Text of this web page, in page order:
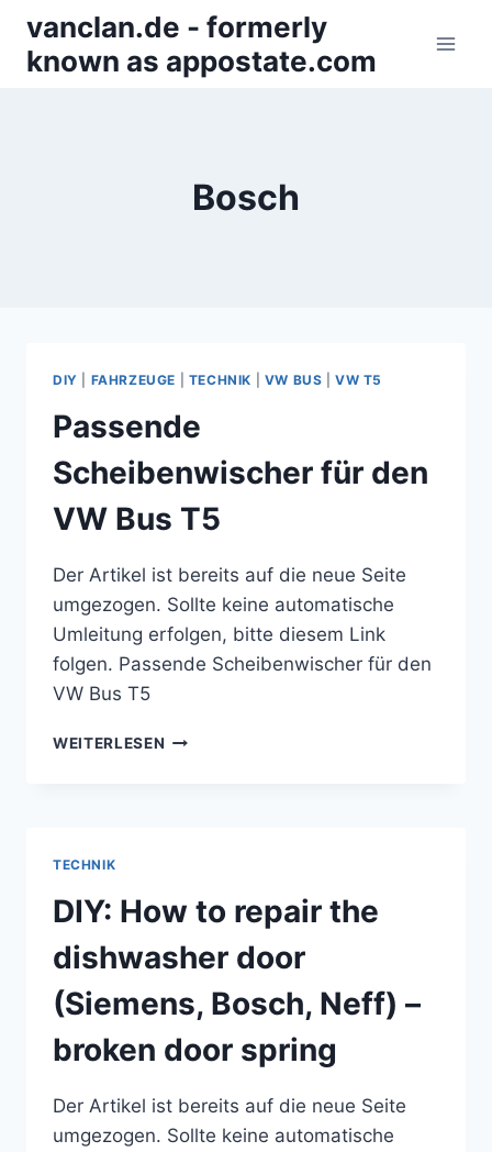
Inhalt
springen
vanclan.de - formerly
known as appostate.com
Bosch
DIY FAHRZEUGE TECHNIK VW BUS |VW T5
Passende
Scheibenwischer für den
VW Bus T5
Der Artikel ist bereits auf die neue Seite
umgezogen. Sollte keine automatische
Umleitung erfolgen, bitte diesem Link
folgen. Passende Scheibenwischer für den
VW Bus T5
WEITERLESEN PASSENDE
TECHNIK
DIY: How to repair the
dishwasher door
(Siemens, Bosch, Neff) –
broken door spring
Der Artikel ist bereits auf die neue Seite
umgezogen. Sollte keine automatische